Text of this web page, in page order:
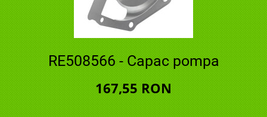
RE508566 - Capac pompa
167,55 RON